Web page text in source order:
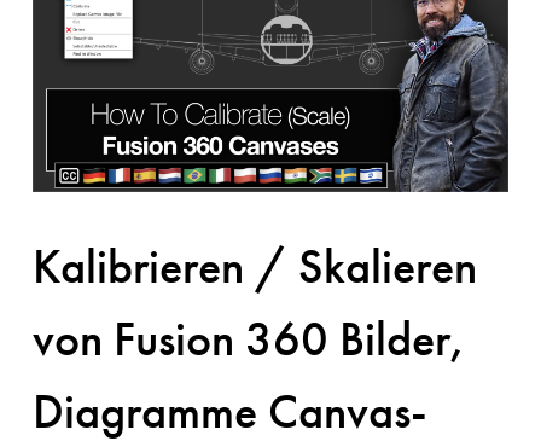
Kalibrieren / Skalieren
von Fusion 360 Bilder,
Diagramme Canvas-